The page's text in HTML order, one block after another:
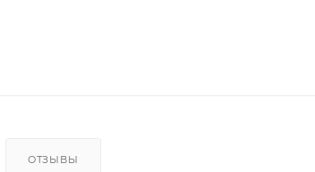
ОТЗЫВЫ